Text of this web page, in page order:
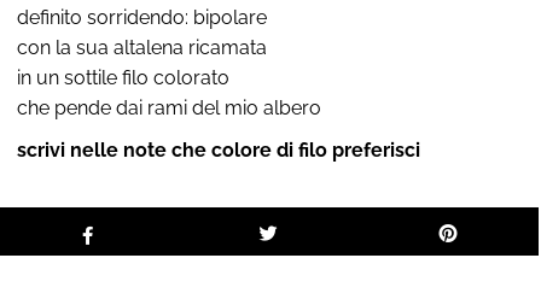
definito sorridendo: bipolare
con la sua altalena ricamata
in un sottile filo colorato
che pende dai rami del mio albero
scrivi nelle note che colore di filo preferisci